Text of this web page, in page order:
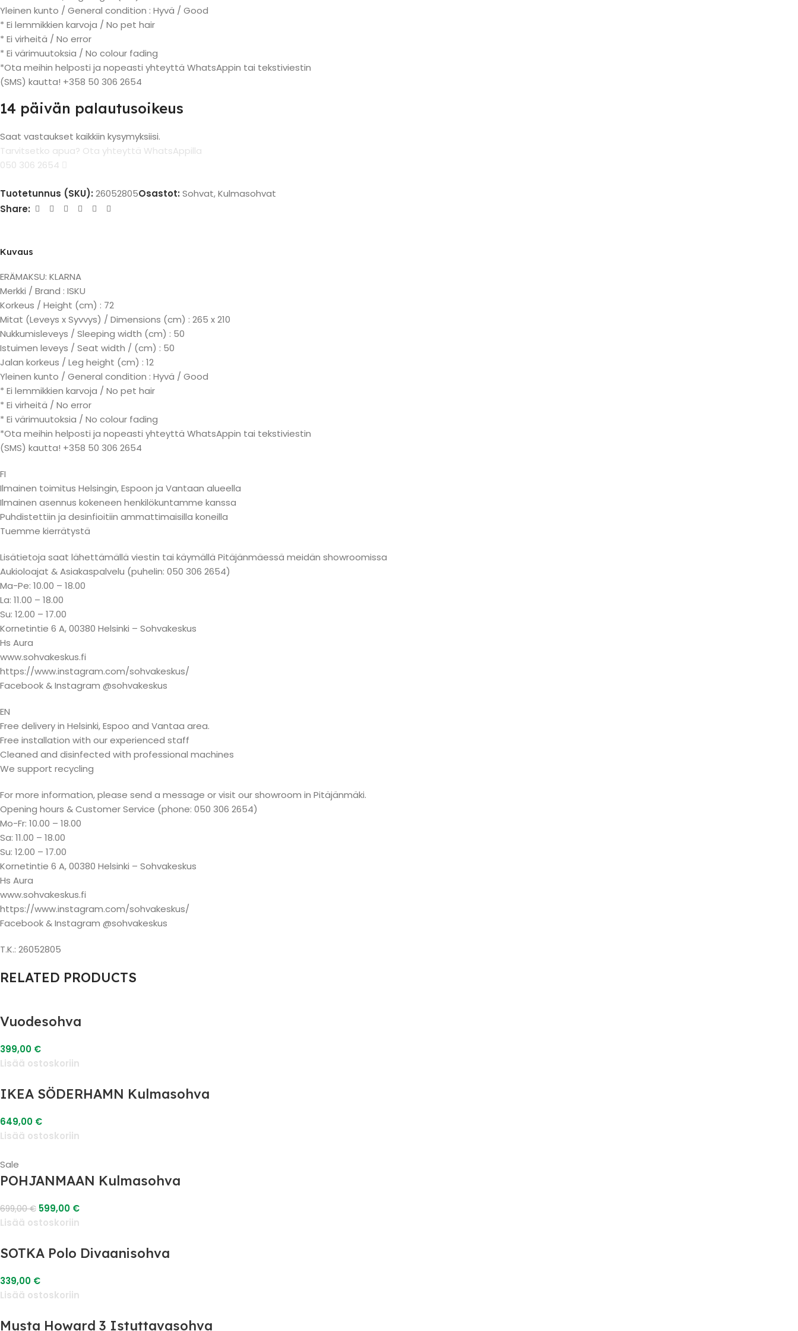
Yleinen kunto / General condition : Hyvä / Good
* Ei lemmikkien karvoja / No pet hair
* Ei virheitä / No error
* Ei värimuutoksia / No colour fading
*Ota meihin helposti ja nopeasti yhteyttä WhatsAppin tai tekstiviestin
(SMS) kautta! +358 50 306 2654
14 päivän palautusoikeus
Saat vastaukset kaikkiin kysymyksiisi.
Tarvitsetko apua? Ota yhteyttä WhatsAppilla
050 306 2654
Tuotetunnus (SKU): 26052805Osastot: Sohvat,Kulmasohvat
Share:
Kuvaus
ERÄMAKSU: KLARNA
Merkki / Brand : ISKU
Korkeus / Height (cm) : 72
Mitat (Leveys x Syvvys) / Dimensions (cm) : 265 x 210
Nukkumisleveys / Sleeping width (cm) : 50
Istuimen leveys / Seat width / (cm) : 50
Jalan korkeus / Leg height (cm) : 12
Yleinen kunto / General condition : Hyvä / Good
* Ei lemmikkien karvoja / No pet hair
* Ei virheitä / No error
* Ei värimuutoksia / No colour fading
*Ota meihin helposti ja nopeasti yhteyttä WhatsAppin tai tekstiviestin
(SMS) kautta! +358 50 306 2654
FI
Ilmainen toimitus Helsingin, Espoon ja Vantaan alueella
Ilmainen asennus kokeneen henkilökuntamme kanssa
Puhdistettiin ja desinfioitiin ammattimaisilla koneilla
Tuemme kierrätystä
Lisätietoja saat lähettämällä viestin tai käymällä Pitäjänmäessä meidän showroomissa
Aukioloajat & Asiakaspalvelu (puhelin: 050 306 2654)
Ma-Pe: 10.00 – 18.00
La: 11.00 – 18.00
Su: 12.00 – 17.00
Kornetintie 6 A, 00380 Helsinki – Sohvakeskus
Hs Aura
www.sohvakeskus.fi
https://www.instagram.com/sohvakeskus/
Facebook & Instagram @sohvakeskus
EN
Free delivery in Helsinki, Espoo and Vantaa area.
Free installation with our experienced staff
Cleaned and disinfected with professional machines
We support recycling
For more information, please send a message or visit our showroom in Pitäjänmäki.
Opening hours & Customer Service (phone: 050 306 2654)
Mo-Fr: 10.00 – 18.00
Sa: 11.00 – 18.00
Su: 12.00 – 17.00
Kornetintie 6 A, 00380 Helsinki – Sohvakeskus
Hs Aura
www.sohvakeskus.fi
https://www.instagram.com/sohvakeskus/
Facebook & Instagram @sohvakeskus
T.K.: 26052805
RELATED PRODUCTS
Vuodesohva
399,00 €
Lisää ostoskoriin
IKEA SÖDERHAMN Kulmasohva
649,00 €
Lisää ostoskoriin
Sale
POHJANMAAN Kulmasohva
699,00€ 599,00 €
Lisää ostoskoriin
SOTKA Polo Divaanisohva
339,00 €
Lisää ostoskoriin
Musta Howard 3 Istuttavasohva